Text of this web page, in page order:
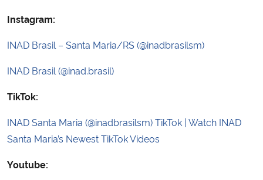
Instagram:
INAD Brasil – Santa Maria/RS (@inadbrasilsm)
INAD Brasil (@inad.brasil)
TikTok:
INAD Santa Maria (@inadbrasilsm) TikTok | Watch INAD
Santa Maria’s Newest TikTok Videos
Youtube: